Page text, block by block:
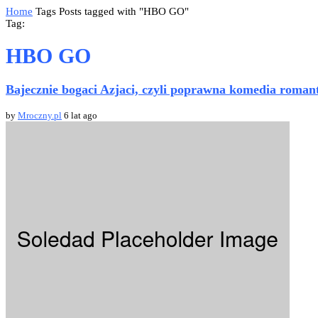
Home Tags Posts tagged with "HBO GO"
Tag:
HBO GO
Bajecznie bogaci Azjaci, czyli poprawna komedia
by Mroczny.pl 6 lat ago